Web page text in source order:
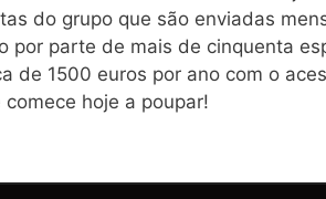
do grupo que são enviadas
por parte de mais de cinquenta
de 1500 euros por ano com o
hoje a poupar!